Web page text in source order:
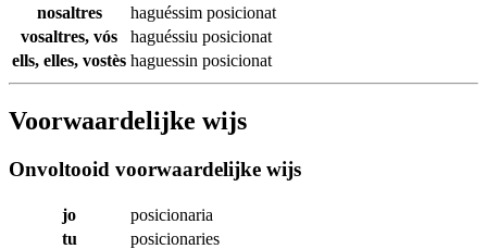
nosaltres
haguéssim posicionat
vosaltres, vós
haguéssiu posicionat
ells, elles, vostès haguessin posicionat
Voorwaardelijke wijs
Onvoltooid voorwaardelijke wijs
jo
posicionaria
tu
posicionaries